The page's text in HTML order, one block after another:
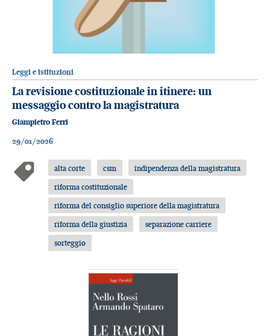
Leggi e istituzioni
La revisione costituzionale in itinere: un
messaggio contro la magistratura
Giampietro Ferri
29/01/2026
alta corte csm
indipendenza della magistratura
riforma costituzionale
riforma del consiglio superiore della magistratura
riforma della giustizia
separazione carriere
sorteggio